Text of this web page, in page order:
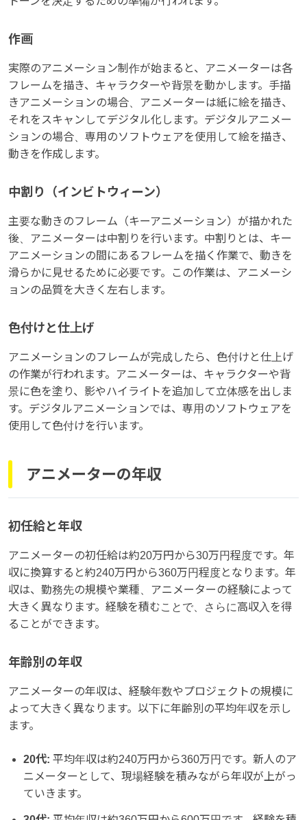
作画
実際のアニメーション制作が始まると、アニメーターは各
フレームを描き、キャラクターや背景を動かします。手描
きアニメーションの場合、アニメーターは紙に絵を描き、
それをスキャンしてデジタル化します。デジタルアニメー
ションの場合、専用のソフトウェアを使用して絵を描き、
動きを作成します。
中割り（インビトウィーン）
主要な動きのフレーム（キーアニメーション）が描かれた
後、アニメーターは中割りを行います。中割りとは、キー
アニメーションの間にあるフレームを描く作業で、動きを
滑らかに見せるために必要です。この作業は、アニメーシ
ョンの品質を大きく左右します。
色付けと仕上げ
アニメーションのフレームが完成したら、色付けと仕上げ
の作業が行われます。アニメーターは、キャラクターや背
景に色を塗り、影やハイライトを追加して立体感を出しま
す。デジタルアニメーションでは、専用のソフトウェアを
使用して色付けを行います。
アニメーターの年収
初任給と年収
アニメーターの初任給は約20万円から30万円程度です。年
収に換算すると約240万円から360万円程度となります。年
収は、勤務先の規模や業種、アニメーターの経験によって
大きく異なります。経験を積むことで、さらに高収入を得
ることができます。
年齢別の年収
アニメーターの年収は、経験年数やプロジェクトの規模に
よって大きく異なります。以下に年齢別の平均年収を示し
ます。
20代: 平均年収は約240万円から360万円です。新人のア
ニメーターとして、現場経験を積みながら年収が上がっ
ていきます。